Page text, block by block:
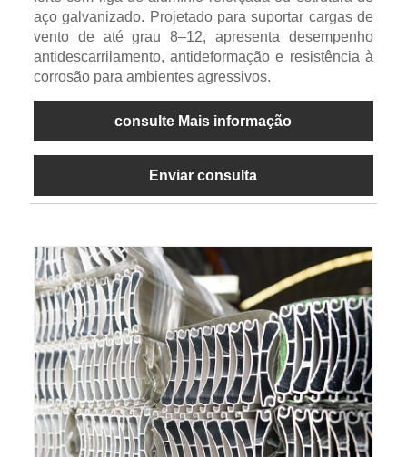
aço galvanizado. Projetado para suportar cargas de
vento de até grau 8–12, apresenta desempenho
antidescarrilamento, antideformação e resistência à
corrosão para ambientes agressivos.
consulte Mais informação
Enviar consulta